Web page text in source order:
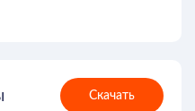
Скачать